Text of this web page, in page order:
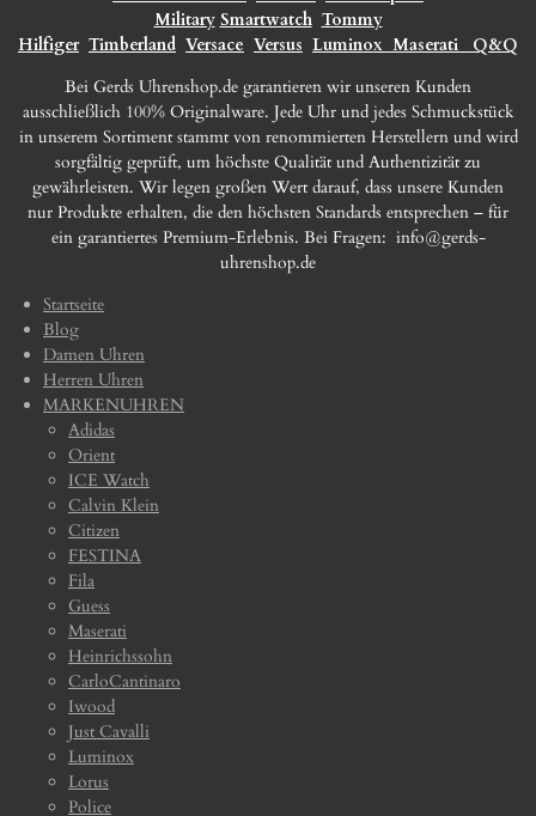
Military Smartwatch Tommy
Hilfiger Timberland Versace Versus Luminox Maserati
Q&Q
Bei Gerds Uhrenshop.de garantieren wir unseren Kunden
ausschließlich 100% Originalware. Jede Uhr und jedes Schmuckstück
in unserem Sortiment stammt von renommierten Herstellern und wird
sorgfältig geprüft, um höchste Qualität und Authentizität zu
gewährleisten. Wir legen großen Wert darauf, dass unsere Kunden
nur Produkte erhalten, die den höchsten Standards entsprechen – für
ein garantiertes Premium-Erlebnis. Bei Fragen: info@gerds-
uhrenshop.de
Startseite
Blog
Damen Uhren
Herren Uhren
MARKENUHREN
Adidas
Orient
ICE Watch
Calvin Klein
Citizen
FESTINA
Fila
Guess
Maserati
Heinrichssohn
CarloCantinaro
Iwood
Just Cavalli
Luminox
Lorus
Police